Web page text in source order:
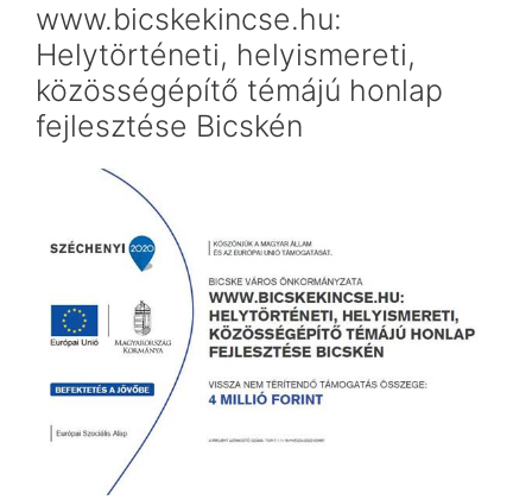
www.bicskekincse.hu:
Helytörténeti, helyismereti,
közösségépítő témájú honlap
fejlesztése Bicskén